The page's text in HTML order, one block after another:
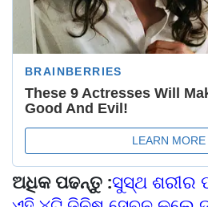
ଅଧିକ ପଢନ୍ତୁ :ସୁସ୍ଥ ଶରୀର